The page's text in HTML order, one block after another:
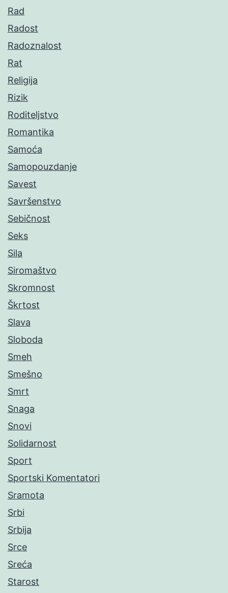
Rad
Radost
Radoznalost
Rat
Religija
Rizik
Roditeljstvo
Romantika
Samoća
Samopouzdanje
Savest
Savršenstvo
Sebičnost
Seks
Sila
Siromaštvo
Skromnost
Škrtost
Slava
Sloboda
Smeh
Smešno
Smrt
Snaga
Snovi
Solidarnost
Sport
Sportski Komentatori
Sramota
Srbi
Srbija
Srce
Sreća
Starost